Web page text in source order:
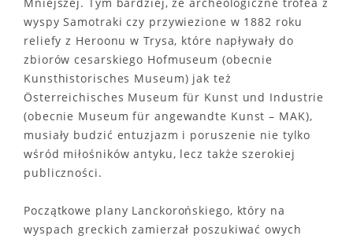
wyspy Samotraki czy przywiezione w 1882 roku
reliefy z Heroonu w Trysa, które napływały do
zbiorów cesarskiego Hofmuseum (obecnie
Kunsthistorisches Museum) jak też
Österreichisches Museum für Kunst und Industrie
(obecnie Museum für angewandte Kunst – MAK),
musiały budzić entuzjazm i poruszenie nie tylko
wśród miłośników antyku, lecz także szerokiej
publiczności.
Początkowe plany Lanckorońskiego, który na
wyspach greckich zamierzał poszukiwać owych